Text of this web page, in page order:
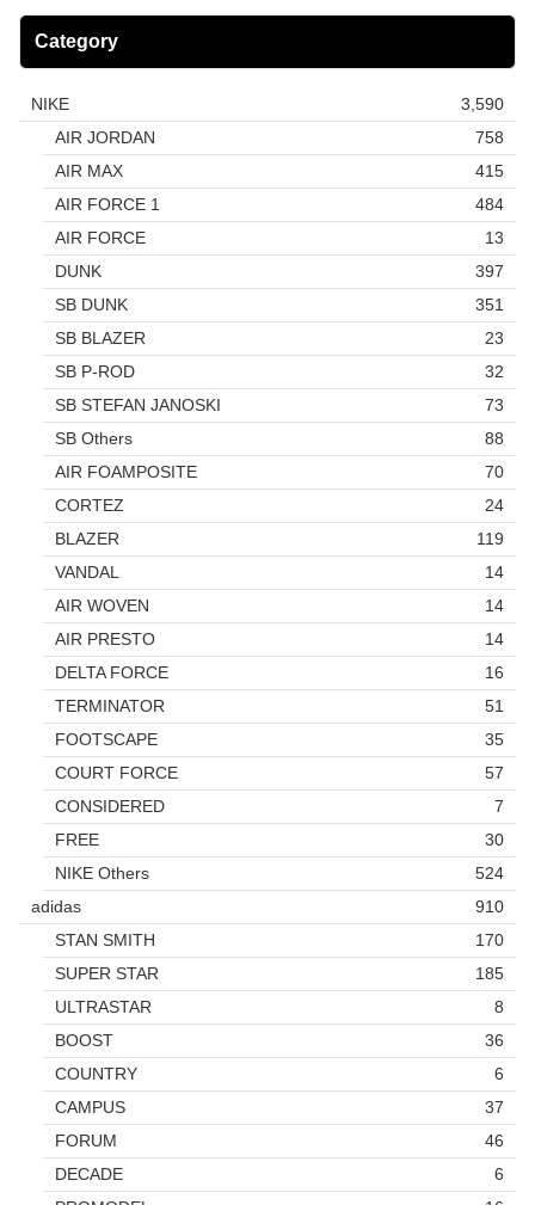
Category
NIKE
3,590
AIR JORDAN
758
AIR MAX
415
AIR FORCE 1
484
AIR FORCE
13
DUNK
397
SB DUNK
351
SB BLAZER
23
SB P-ROD
32
SB STEFAN JANOSKI
73
SB Others
88
AIR FOAMPOSITE
70
CORTEZ
24
BLAZER
119
VANDAL
14
AIR WOVEN
14
AIR PRESTO
14
DELTA FORCE
16
TERMINATOR
51
FOOTSCAPE
35
COURT FORCE
57
CONSIDERED
7
FREE
30
NIKE Others
524
adidas
910
STAN SMITH
170
SUPER STAR
185
ULTRASTAR
8
BOOST
36
COUNTRY
6
CAMPUS
37
FORUM
46
DECADE
6